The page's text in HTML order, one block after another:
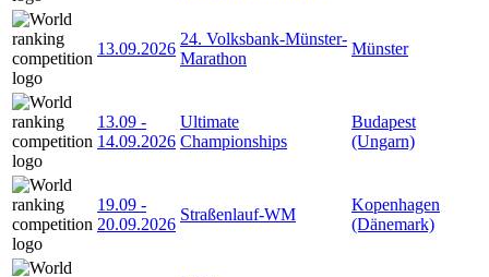
13.09.2026
24. Volksbank-Münster-
Marathon
Münster
13.09 -
14.09.2026
Ultimate
Championships
Budapest
(Ungarn)
19.09 -
20.09.2026
Straßenlauf-WM
Kopenhagen
(Dänemark)